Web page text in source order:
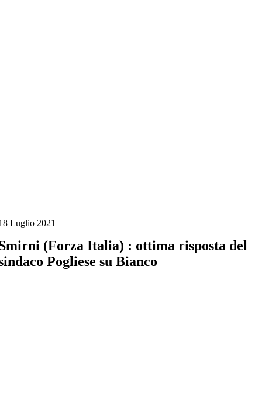
Luglio 2021
(Forza Italia) : ottima risposta del
Pogliese su Bianco